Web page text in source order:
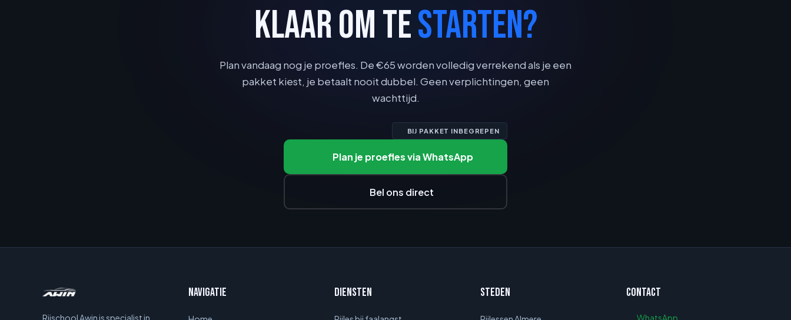
KLAAR OM TESTARTEN?
Plan vandaag nog je proefles. De €65 worden volledig verrekend als je een
pakket kiest, je betaalt nooit dubbel. Geen verplichtingen, geen
wachttijd.
BIJ PAKKET INBEGREPEN
Plan je proefles via WhatsApp
Bel ons direct
Rijschool Awin is specialist in
Navigatie Diensten Steden Contact
WhatsApp